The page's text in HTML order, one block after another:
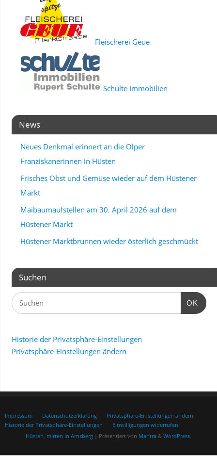
Fleischerei Geue
Schulte Immobilien
News
Neues Denkmal erinnert an die Olper
Franziskanerinnen in Hüsten
Frisches Obst und Gemüse wieder auf dem Hüstener
Markt
Maibaumaufstellen am 30. April 2026 auf dem
Hüstener Markt
Hüstener Marktbrunnen wieder österlich geschmückt
Suchen
OK
Historie der Privatsphäre-Einstellungen
Privatsphäre-Einstellungen ändern
Impressum Datenschutzerklärung
Privatsphäre-Einstellungen ändern
Historie der Privatsphäre-Einstellungen
Einwilligungen widerrufen
Hüsten, mitten in Arnsberg | Präsentiert von Mantra & WordPress.